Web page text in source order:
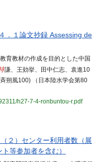
．１論文抄録 Assessing de
育教材の作成を目的とした中国
謙、王効挙、田中仁志、袁進10
朔風100) （日本陸水学会第80
h27-7-4-ronbuntou-r.pdf
２）センター利用者数（展
等参加者を含む）